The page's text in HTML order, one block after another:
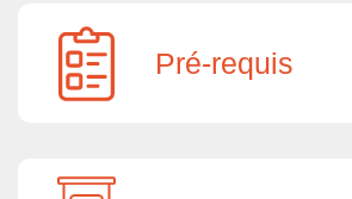
Pré-requis